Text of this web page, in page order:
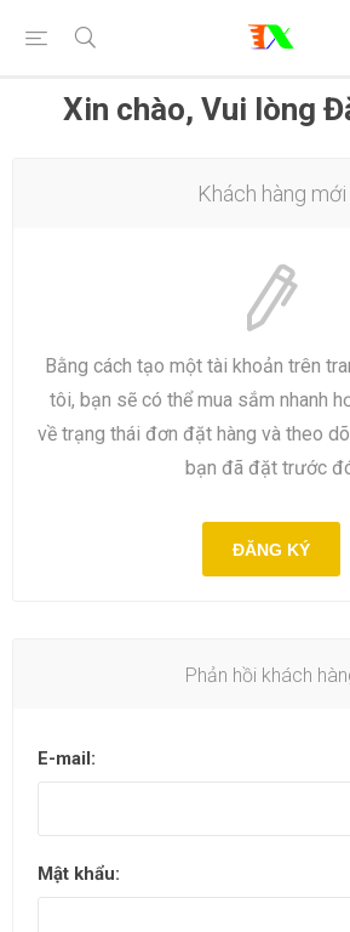
Xin chào, Vui lòng
Khách hàng mới
Bằng cách tạo một tài khoản trên
tôi, bạn sẽ có thể mua sắm nhanh
về trạng thái đơn đặt hàng và theo
bạn đã đặt trước
ĐĂNG KÝ
Phản hồi khách
E-mail:
Mật khẩu: